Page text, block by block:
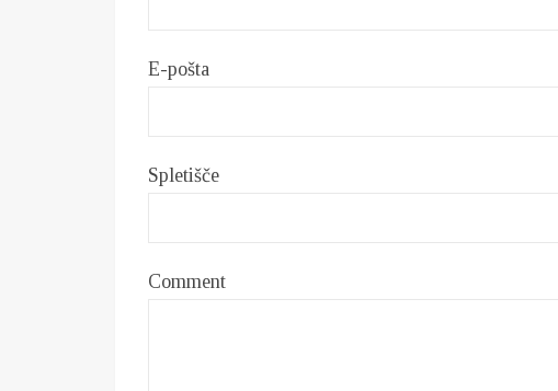
E-pošta
Spletišče
Comment